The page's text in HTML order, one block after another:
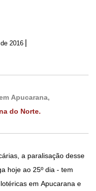
30 de setembro de 2016
Apucarana,
do Norte.
a paralisação desse
hoje ao 25º dia - tem
em Apucarana e